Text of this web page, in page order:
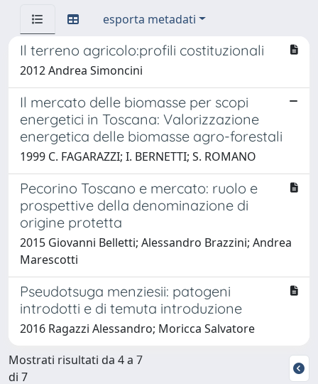
esporta metadati
Il terreno agricolo:profili costituzionali
2012 Andrea Simoncini
Il mercato delle biomasse per scopi
energetici in Toscana: Valorizzazione
energetica delle biomasse agro-forestali
1999 C. FAGARAZZI; I. BERNETTI; S. ROMANO
Pecorino Toscano e mercato: ruolo e
prospettive della denominazione di
origine protetta
2015 Giovanni Belletti; Alessandro Brazzini; Andrea
Marescotti
Pseudotsuga menziesii: patogeni
introdotti e di temuta introduzione
2016 Ragazzi Alessandro; Moricca Salvatore
Mostrati risultati da 4 a 7
di 7